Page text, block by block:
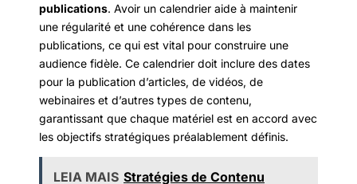
publications. Avoir un calendrier aide à maintenir
une régularité et une cohérence dans les
publications, ce qui est vital pour construire une
audience fidèle. Ce calendrier doit inclure des dates
pour la publication d’articles, de vidéos, de
webinaires et d’autres types de contenu,
garantissant que chaque matériel est en accord avec
les objectifs stratégiques préalablement définis.
LEIA MAIS Stratégies de Contenu